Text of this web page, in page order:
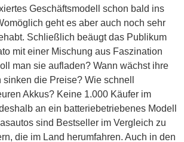
Geschäftsmodell schon bald ins
geht es aber auch noch sehr
Schließlich beäugt das Publikum
mit einer Mischung aus Faszination
man sie aufladen? Wann wächst ihre
die Preise? Wie schnell
Akkus? Keine 1.000 Käufer im
an ein batteriebetriebenes Modell
sind Bestseller im Vergleich zu
die im Land herumfahren. Auch in den